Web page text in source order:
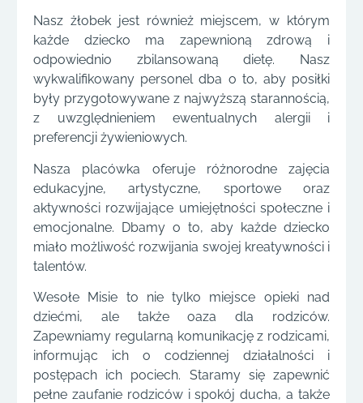
Nasz żłobek jest również miejscem, w którym
każde dziecko ma zapewnioną zdrową i
odpowiednio zbilansowaną dietę. Nasz
wykwalifikowany personel dba o to, aby posiłki
były przygotowywane z najwyższą starannością,
z uwzględnieniem ewentualnych alergii i
preferencji żywieniowych.
Nasza placówka oferuje różnorodne zajęcia
edukacyjne, artystyczne, sportowe oraz
aktywności rozwijające umiejętności społeczne i
emocjonalne. Dbamy o to, aby każde dziecko
miało możliwość rozwijania swojej kreatywności i
talentów.
Wesołe Misie to nie tylko miejsce opieki nad
dziećmi, ale także oaza dla rodziców.
Zapewniamy regularną komunikację z rodzicami,
informując ich o codziennej działalności i
postępach ich pociech. Staramy się zapewnić
pełne zaufanie rodziców i spokój ducha, a także